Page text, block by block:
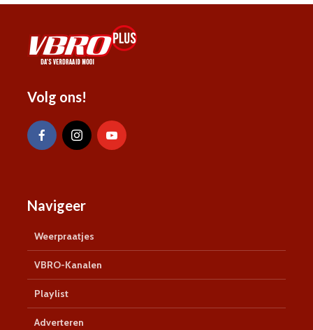
Volg ons!
Navigeer
Weerpraatjes
VBRO-Kanalen
Playlist
Adverteren